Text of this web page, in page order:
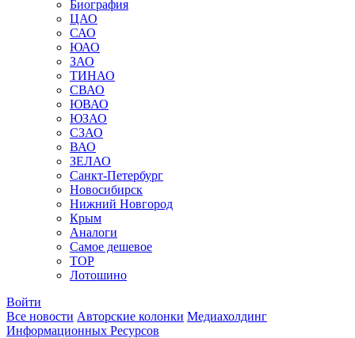
Биография
ЦАО
САО
ЮАО
ЗАО
ТИНАО
СВАО
ЮВАО
ЮЗАО
СЗАО
ВАО
ЗЕЛАО
Санкт-Петербург
Новосибирск
Нижний Новгород
Крым
Аналоги
Самое дешевое
TOP
Лотошино
Войти
Все новости Авторские колонки Медиахолдинг
Информационных Ресурсов